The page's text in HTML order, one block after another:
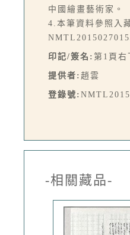
中國繪畫藝術家。
4.本筆資料參照入
印記/簽名: 第1頁右
提供者: 趙雲
登錄號:
-相關藏品-